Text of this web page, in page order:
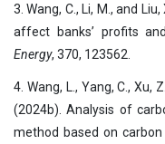
3. Wang, C., Li, M., and
affect banks’ profits
Energy, 370, 123562.
4. Wang, L., Yang, C., Xu,
(2024b). Analysis of
method based on